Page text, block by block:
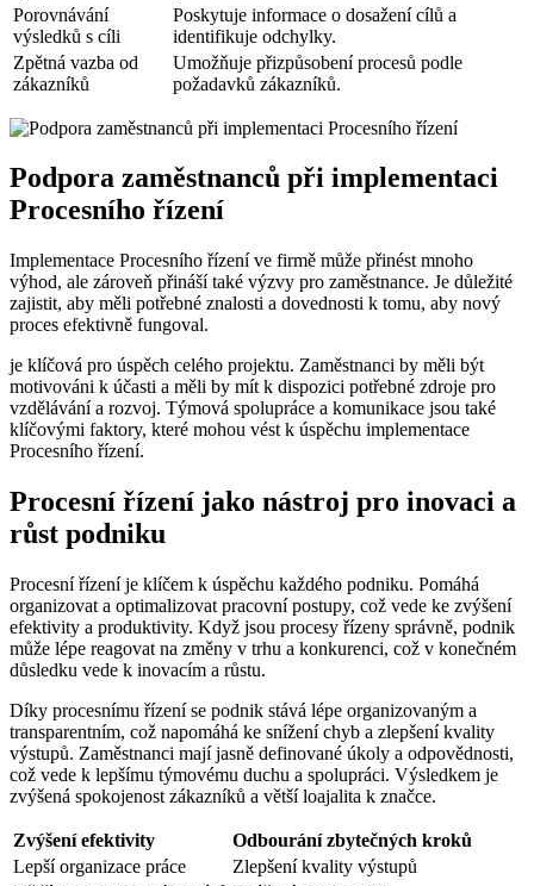
Porovnávání
výsledků s cíli
Poskytuje informace o dosažení cílů a
identifikuje odchylky.
Zpětná vazba od
zákazníků
Umožňuje přizpůsobení procesů podle
požadavků zákazníků.
Podpora zaměstnanců při implementaci
Procesního řízení
Implementace Procesního řízení ve firmě může přinést mnoho
výhod, ale zároveň přináší také výzvy pro zaměstnance. Je důležité
zajistit, aby měli potřebné znalosti a dovednosti k tomu, aby nový
proces efektivně fungoval.
je klíčová pro úspěch celého projektu. Zaměstnanci by měli být
motivováni k účasti a měli by mít k dispozici potřebné zdroje pro
vzdělávání a rozvoj. Týmová spolupráce a komunikace jsou také
klíčovými faktory, které mohou vést k úspěchu implementace
Procesního řízení.
Procesní řízení jako nástroj pro inovaci a
růst podniku
Procesní řízení je klíčem k úspěchu každého podniku. Pomáhá
organizovat a optimalizovat pracovní postupy, což vede ke zvýšení
efektivity a produktivity. Když jsou procesy řízeny správně, podnik
může lépe reagovat na změny v trhu a konkurenci, což v konečném
důsledku vede k inovacím a růstu.
Díky procesnímu řízení se podnik stává lépe organizovaným a
transparentním, což napomáhá ke snížení chyb a zlepšení kvality
výstupů. Zaměstnanci mají jasně definované úkoly a odpovědnosti,
což vede k lepšímu týmovému duchu a spolupráci. Výsledkem je
zvýšená spokojenost zákazníků a větší loajalita k značce.
Zvýšení efektivity
Odbourání zbytečných kroků
Lepší organizace práce
Zlepšení kvality výstupů